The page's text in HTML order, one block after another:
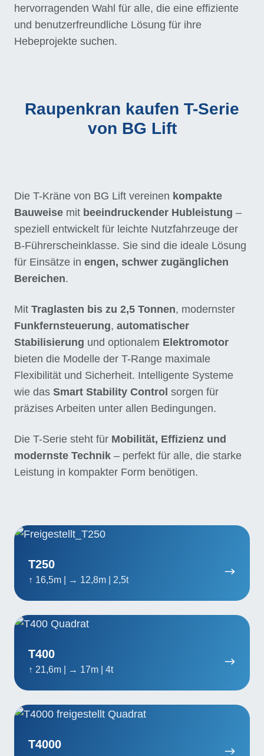
hervorragenden Wahl für alle, die eine effiziente
und benutzerfreundliche Lösung für ihre
Hebeprojekte suchen.
Raupenkran kaufen T-Serie
von BG Lift
Die T-Kräne von BG Lift vereinen kompakte
Bauweise mit beeindruckender Hubleistung –
speziell entwickelt für leichte Nutzfahrzeuge der
B-Führerscheinklasse. Sie sind die ideale Lösung
für Einsätze in engen, schwer zugänglichen
Bereichen.
Mit Traglasten bis zu 2,5 Tonnen, modernster
Funkfernsteuerung, automatischer
Stabilisierung und optionalem Elektromotor
bieten die Modelle der T-Range maximale
Flexibilität und Sicherheit. Intelligente Systeme
wie das Smart Stability Control sorgen für
präzises Arbeiten unter allen Bedingungen.
Die T-Serie steht für Mobilität, Effizienz und
modernste Technik – perfekt für alle, die starke
Leistung in kompakter Form benötigen.
T250
↑ 16,5m | → 12,8m | 2,5t
T250
T400
↑ 21,6m | → 17m | 4t
T400
T4000
T4000